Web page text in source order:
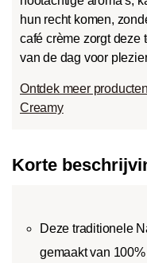
hun recht komen,
café crème zorgt deze
van de dag voor
Ontdek meer
Creamy
Korte
Deze traditionele
gemaakt van